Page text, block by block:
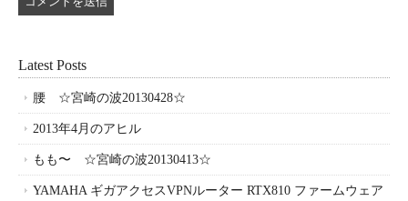
Latest Posts
腰 ☆宮崎の波20130428☆
2013年4月のアヒル
もも〜 ☆宮崎の波20130413☆
YAMAHA ギガアクセスVPNルーター RTX810 ファームウェア